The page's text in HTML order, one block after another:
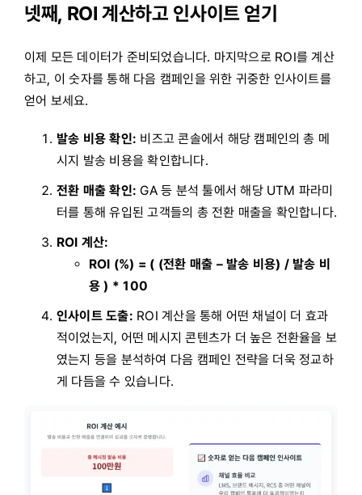
넷째, ROI 계산하고 인사이트 얻기
이제 모든 데이터가 준비되었습니다. 마지막으로 ROI를 계산
하고, 이 숫자를 통해 다음 캠페인을 위한 귀중한 인사이트를
얻어 보세요.
발송 비용 확인: 비즈고 콘솔에서 해당 캠페인의 총 메
시지 발송 비용을 확인합니다.
전환 매출 확인: GA 등 분석 툴에서 해당 UTM 파라미
터를 통해 유입된 고객들의 총 전환 매출을 확인합니다.
ROI 계산:
ROI (%) = ( (전환 매출 – 발송 비용) / 발송 비
용 ) * 100
인사이트 도출: ROI 계산을 통해 어떤 채널이 더 효과
적이었는지, 어떤 메시지 콘텐츠가 더 높은 전환율을 보
였는지 등을 분석하여 다음 캠페인 전략을 더욱 정교하
게 다듬을 수 있습니다.